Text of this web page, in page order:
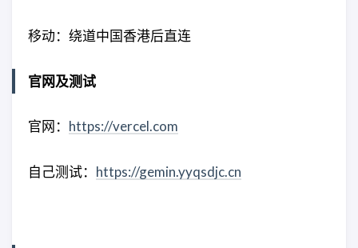
移动：绕道中国香港后直连
官网及测试
官网： https://vercel.com
自己测试： https://gemin.yyqsdjc.cn